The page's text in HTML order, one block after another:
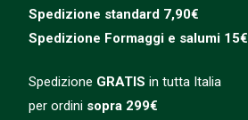
Spedizione standard 7,90€
Spedizione Formaggi e salumi 15€
Spedizione GRATIS in tutta Italia
per ordini sopra 299€